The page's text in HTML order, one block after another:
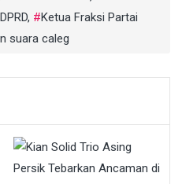
,
Ketua Fraksi Partai
suara caleg